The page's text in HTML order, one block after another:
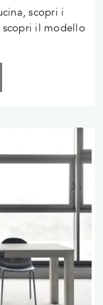
scopri i
il modello